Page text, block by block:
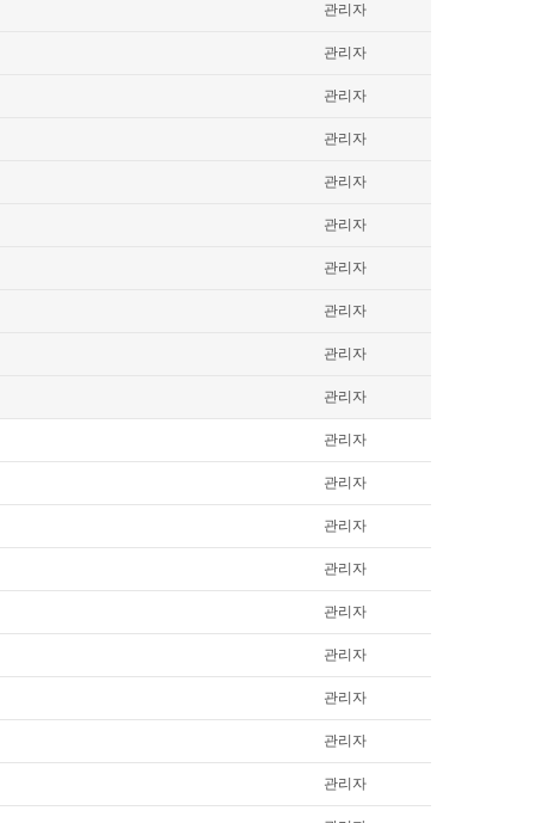
관리자
관리자
관리자
관리자
관리자
관리자
관리자
관리자
관리자
관리자
관리자
관리자
관리자
관리자
관리자
관리자
관리자
관리자
관리자